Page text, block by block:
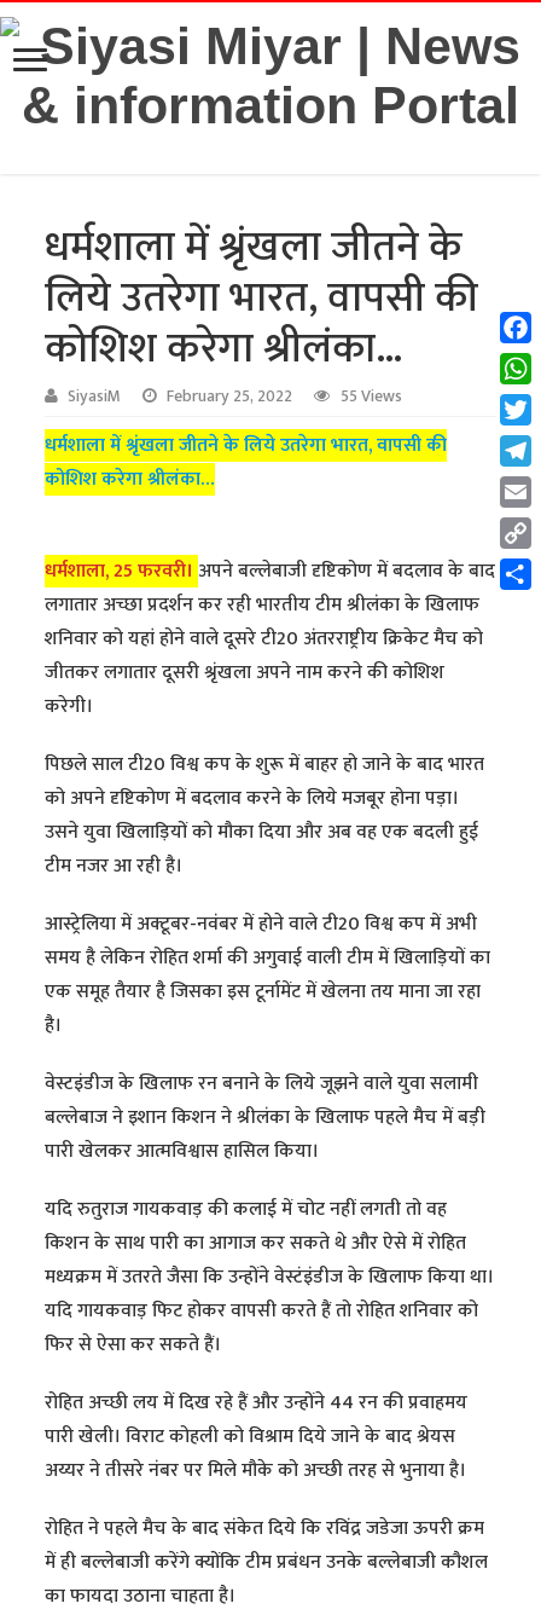
धर्मशाला में श्रृंखला जीतने के
लिये उतरेगा भारत, वापसी की
कोशिश करेगा श्रीलंका…
SiyasiM February 25, 2022 55 Views
धर्मशाला में श्रृंखला जीतने के लिये उतरेगा भारत, वापसी की
कोशिश करेगा श्रीलंका…
धर्मशाला, 25 फरवरी। अपने बल्लेबाजी दृष्टिकोण में बदलाव के बाद
लगातार अच्छा प्रदर्शन कर रही भारतीय टीम श्रीलंका के खिलाफ
शनिवार को यहां होने वाले दूसरे टी20 अंतरराष्ट्रीय क्रिकेट मैच को
जीतकर लगातार दूसरी श्रृंखला अपने नाम करने की कोशिश
करेगी।
पिछले साल टी20 विश्व कप के शुरू में बाहर हो जाने के बाद भारत
को अपने दृष्टिकोण में बदलाव करने के लिये मजबूर होना पड़ा।
उसने युवा खिलाड़ियों को मौका दिया और अब वह एक बदली हुई
टीम नजर आ रही है।
आस्ट्रेलिया में अक्टूबर-नवंबर में होने वाले टी20 विश्व कप में अभी
समय है लेकिन रोहित शर्मा की अगुवाई वाली टीम में खिलाड़ियों का
एक समूह तैयार है जिसका इस टूर्नामेंट में खेलना तय माना जा रहा
है।
वेस्टइंडीज के खिलाफ रन बनाने के लिये जूझने वाले युवा सलामी
बल्लेबाज ने इशान किशन ने श्रीलंका के खिलाफ पहले मैच में बड़ी
पारी खेलकर आत्मविश्वास हासिल किया।
यदि रुतुराज गायकवाड़ की कलाई में चोट नहीं लगती तो वह
किशन के साथ पारी का आगाज कर सकते थे और ऐसे में रोहित
मध्यक्रम में उतरते जैसा कि उन्होंने वेस्टंइंडीज के खिलाफ किया था।
यदि गायकवाड़ फिट होकर वापसी करते हैं तो रोहित शनिवार को
फिर से ऐसा कर सकते हैं।
रोहित अच्छी लय में दिख रहे हैं और उन्होंने 44 रन की प्रवाहमय
पारी खेली। विराट कोहली को विश्राम दिये जाने के बाद श्रेयस
अय्यर ने तीसरे नंबर पर मिले मौके को अच्छी तरह से भुनाया है।
रोहित ने पहले मैच के बाद संकेत दिये कि रविंद्र जडेजा ऊपरी क्रम
में ही बल्लेबाजी करेंगे क्योंकि टीम प्रबंधन उनके बल्लेबाजी कौशल
का फायदा उठाना चाहता है।
Copy
Link